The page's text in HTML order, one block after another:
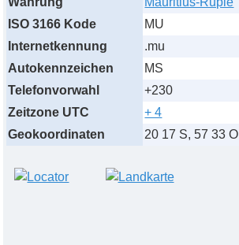
ISO 3166 Kode
MU
Internetkennung
.mu
Autokennzeichen
MS
Telefonvorwahl
+230
Zeitzone UTC
+ 4
Geokoordinaten
20 17 S, 57 33 O